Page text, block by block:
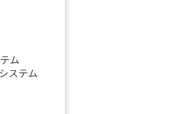
ステム